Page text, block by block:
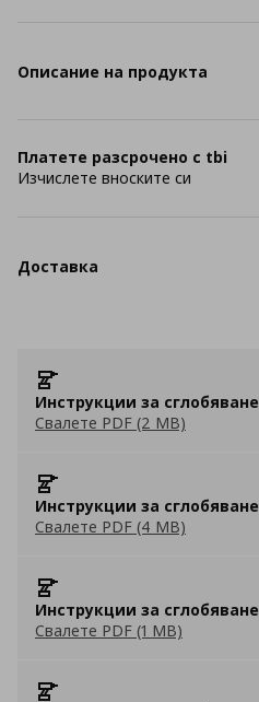
Описание на продукта
Платете разсрочено с tbi
Изчислете вноските си
Доставка
Инструкции за сглобяване
Свалете PDF (2 MB)
Инструкции за сглобяване
Свалете PDF (4 MB)
Инструкции за сглобяване
Свалете PDF (1 MB)